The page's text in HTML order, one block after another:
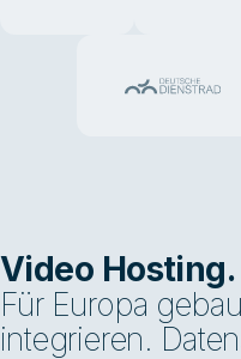
Video Hosting.
Für Europa
integrieren.